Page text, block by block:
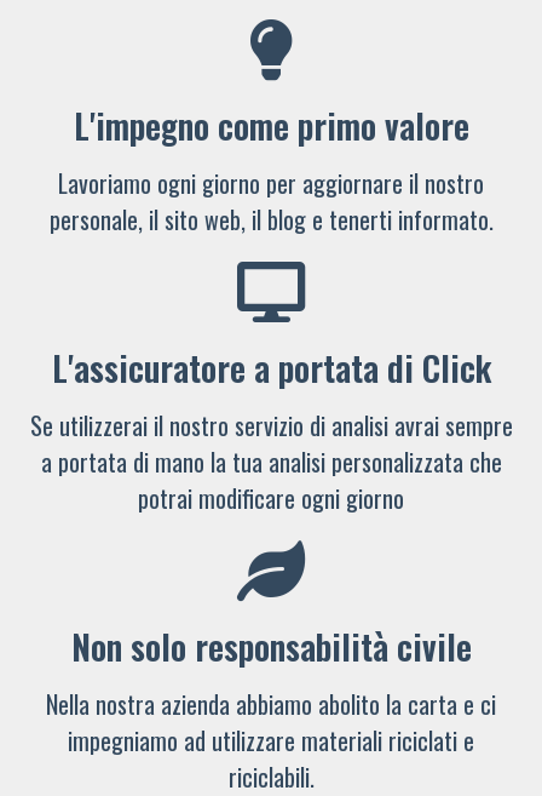
L'impegno come primo valore
Lavoriamo ogni giorno per aggiornare il nostro
personale, il sito web, il blog e tenerti informato.
L'assicuratore a portata di Click
Se utilizzerai il nostro servizio di analisi avrai sempre
a portata di mano la tua analisi personalizzata che
potrai modificare ogni giorno
Non solo responsabilità civile
Nella nostra azienda abbiamo abolito la carta e ci
impegniamo ad utilizzare materiali riciclati e
riciclabili.